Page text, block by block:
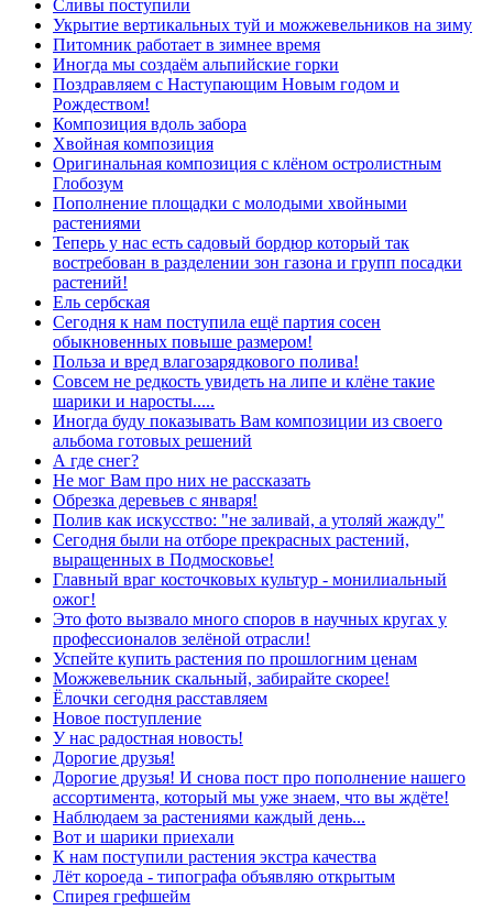
Сливы поступили
Укрытие вертикальных туй и можжевельников на зиму
Питомник работает в зимнее время
Иногда мы создаём альпийские горки
Поздравляем с Наступающим Новым годом и
Рождеством!
Композиция вдоль забора
Хвойная композиция
Оригинальная композиция с клёном остролистным
Глобозум
Пополнение площадки с молодыми хвойными
растениями
Теперь у нас есть садовый бордюр который так
востребован в разделении зон газона и групп посадки
растений!
Ель сербская
Сегодня к нам поступила ещё партия сосен
обыкновенных повыше размером!
Польза и вред влагозарядкового полива!
Совсем не редкость увидеть на липе и клёне такие
шарики и наросты.....
Иногда буду показывать Вам композиции из своего
альбома готовых решений
А где снег?
Не мог Вам про них не рассказать
Обрезка деревьев с января!
Полив как искусство: "не заливай, а утоляй жажду"
Сегодня были на отборе прекрасных растений,
выращенных в Подмосковье!
Главный враг косточковых культур - монилиальный
ожог!
Это фото вызвало много споров в научных кругах у
профессионалов зелёной отрасли!
Успейте купить растения по прошлогним ценам
Можжевельник скальный, забирайте скорее!
Ёлочки сегодня расставляем
Новое поступление
У нас радостная новость!
Дорогие друзья!
Дорогие друзья! И снова пост про пополнение нашего
ассортимента, который мы уже знаем, что вы ждёте!
Наблюдаем за растениями каждый день...
Вот и шарики приехали
К нам поступили растения экстра качества
Лёт короеда - типографа объявляю открытым
Спирея грефшейм